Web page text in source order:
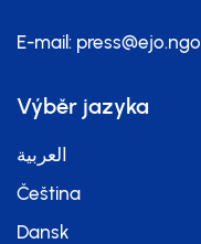
E-mail: press@ejo.ngo
Výběr jazyka
العربية
Čeština
Dansk